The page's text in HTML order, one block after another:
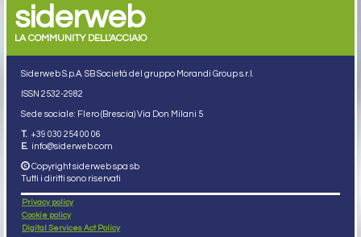
siderweb
LA COMMUNITY DELL'ACCIAIO
Siderweb S.p.A. SB Società del gruppo Morandi Group s.r.l.
ISSN 2532-2982
Sede sociale: Flero (Brescia) Via Don Milani 5
T. +39 030 254 00 06
E. info@siderweb.com
Copyright siderweb spa sb
Tutti i diritti sono riservati
Privacy policy
Cookie policy
Digital Services Act Policy